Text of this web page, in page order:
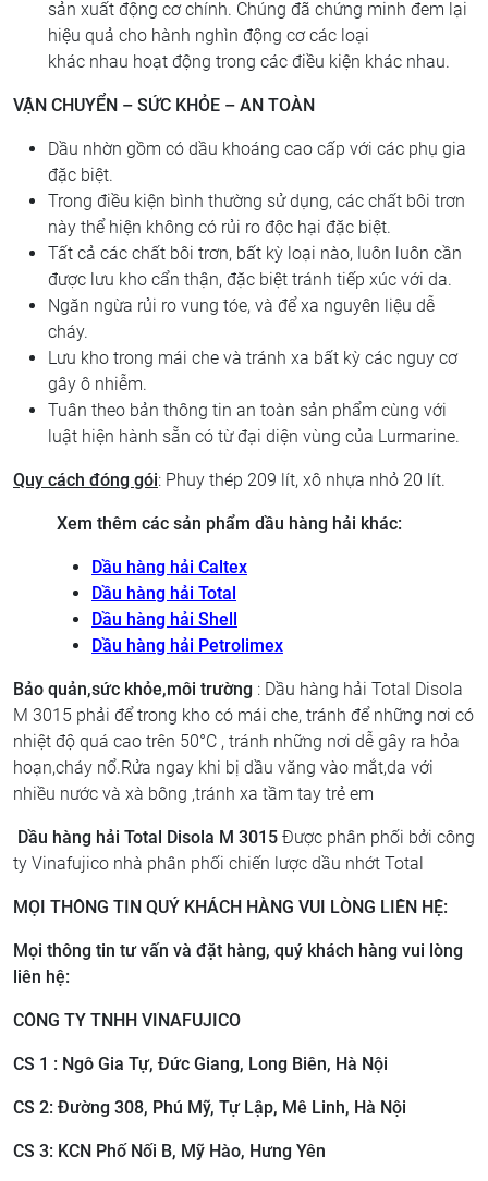
sản xuất động cơ chính. Chúng đã chứng minh đem lại
hiệu quả cho hành nghìn động cơ các loại
khác nhau hoạt động trong các điều kiện khác nhau.
VẬN CHUYỂN – SỨC KHỎE – AN TOÀN
Dầu nhờn gồm có dầu khoáng cao cấp với các phụ gia
đặc biệt.
Trong điều kiện bình thường sử dụng, các chất bôi trơn
này thể hiện không có rủi ro độc hại đặc biệt.
Tất cả các chất bôi trơn, bất kỳ loại nào, luôn luôn cần
được lưu kho cẩn thận, đặc biệt tránh tiếp xúc với da.
Ngăn ngừa rủi ro vung tóe, và để xa nguyên liệu dễ
cháy.
Lưu kho trong mái che và tránh xa bất kỳ các nguy cơ
gây ô nhiễm.
Tuân theo bản thông tin an toàn sản phẩm cùng với
luật hiện hành sẵn có từ đại diện vùng của Lurmarine.
Quy cách đóng gói: Phuy thép 209 lít, xô nhựa nhỏ 20 lít.
Xem thêm các sản phẩm dầu hàng hải khác:
Dầu hàng hải Caltex
Dầu hàng hải Total
Dầu hàng hải Shell
Dầu hàng hải Petrolimex
Bảo quản,sức khỏe,môi trường : Dầu hàng hải Total Disola
M 3015 phải để trong kho có mái che, tránh để những nơi có
nhiệt độ quá cao trên 50°C , tránh những nơi dễ gây ra hỏa
hoạn,cháy nổ.Rửa ngay khi bị dầu văng vào mắt,da với
nhiều nước và xà bông ,tránh xa tầm tay trẻ em
Dầu hàng hải Total Disola M 3015 Được phân phối bởi công
ty Vinafujico nhà phân phối chiến lược dầu nhớt Total
MỌI THÔNG TIN QUÝ KHÁCH HÀNG VUI LÒNG LIÊN HỆ:
Mọi thông tin tư vấn và đặt hàng, quý khách hàng vui lòng
liên hệ:
CÔNG TY TNHH VINAFUJICO
CS 1 : Ngô Gia Tự, Đức Giang, Long Biên, Hà Nội
CS 2: ​Đường 308, Phú Mỹ, Tự Lập, Mê Linh, Hà Nội
CS 3: ​KCN Phố Nối B, Mỹ Hào, Hưng Yên